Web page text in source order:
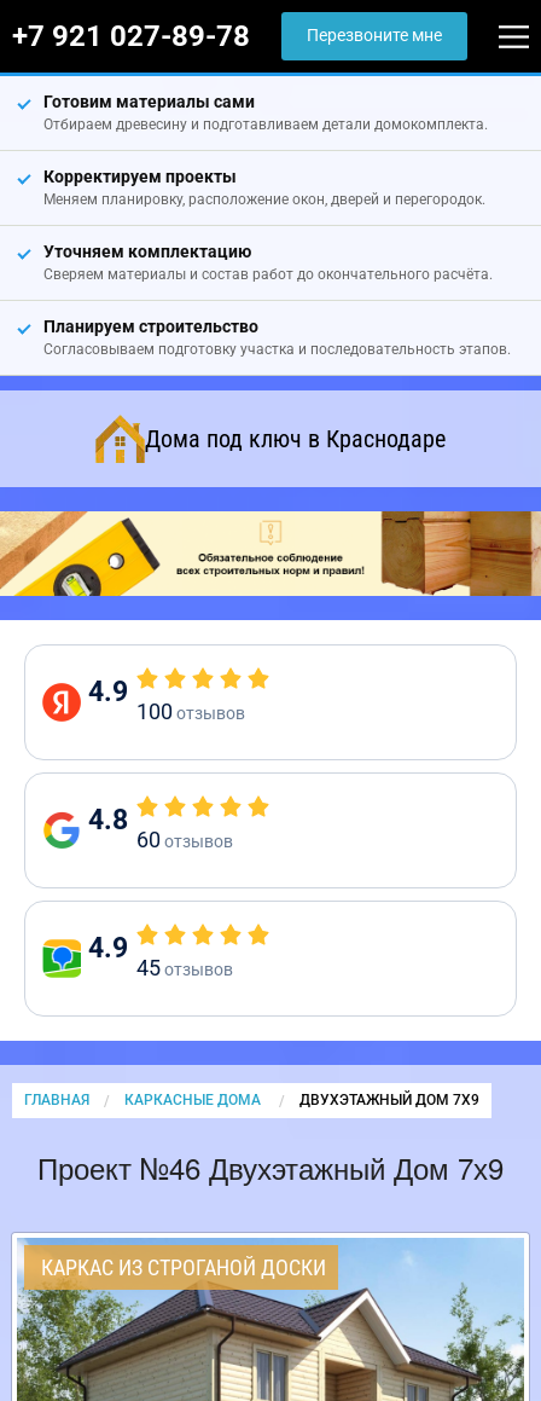
+7 921 027-89-78 Перезвоните мне
Готовим материалы сами
Отбираем древесину и подготавливаем детали домокомплекта.
Корректируем проекты
Меняем планировку, расположение окон, дверей и перегородок.
Уточняем комплектацию
Сверяем материалы и состав работ до окончательного расчёта.
Планируем строительство
Согласовываем подготовку участка и последовательность этапов.
Дома под ключ в Краснодаре
4.9
100отзывов
4.8
60отзывов
4.9
45отзывов
ГЛАВНАЯ КАРКАСНЫЕ ДОМА CURRENT:
ДВУХЭТАЖНЫЙ ДОМ 7Х9
Проект №46 Двухэтажный Дом 7х9
КАРКАС ИЗ СТРОГАНОЙ ДОСКИ